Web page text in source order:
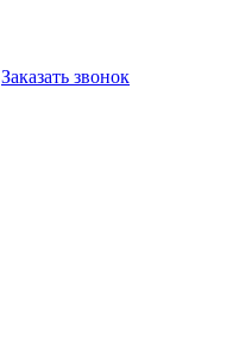
Заказать звонок